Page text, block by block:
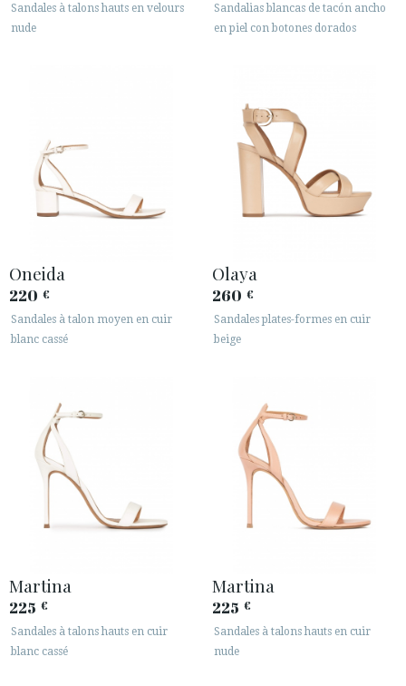
Sandales à talons hauts en velours
nude
Sandalias blancas de tacón ancho
en piel con botones dorados
Oneida
220 €
Sandales à talon moyen en cuir
blanc cassé
Olaya
260 €
Sandales plates-formes en cuir
beige
Martina
225 €
Sandales à talons hauts en cuir
blanc cassé
Martina
225 €
Sandales à talons hauts en cuir
nude